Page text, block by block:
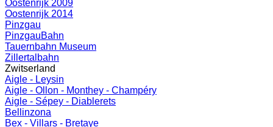
Oostenrijk 2009
Oostenrijk 2014
Pinzgau
PinzgauBahn
Tauernbahn Museum
Zillertalbahn
Zwitserland
Aigle - Leysin
Aigle - Ollon - Monthey - Champéry
Aigle - Sépey - Diablerets
Bellinzona
Bex - Villars - Bretaye